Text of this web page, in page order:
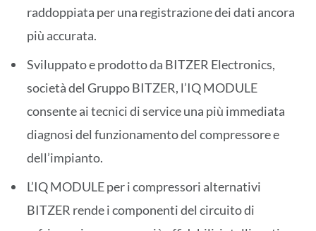
raddoppiata per una registrazione dei dati ancora
più accurata.
Sviluppato e prodotto da BITZER Electronics,
società del Gruppo BITZER, l’IQ MODULE
consente ai tecnici di service una più immediata
diagnosi del funzionamento del compressore e
dell’impianto.
L’IQ MODULE per i compressori alternativi
BITZER rende i componenti del circuito di